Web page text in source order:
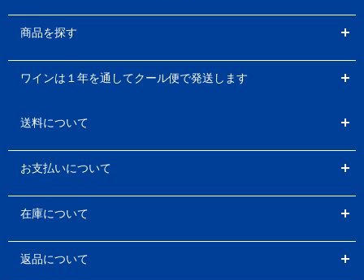
商品を探す
ワインは１年を通してクール便で発送します
送料について
お支払いについて
在庫について
返品について